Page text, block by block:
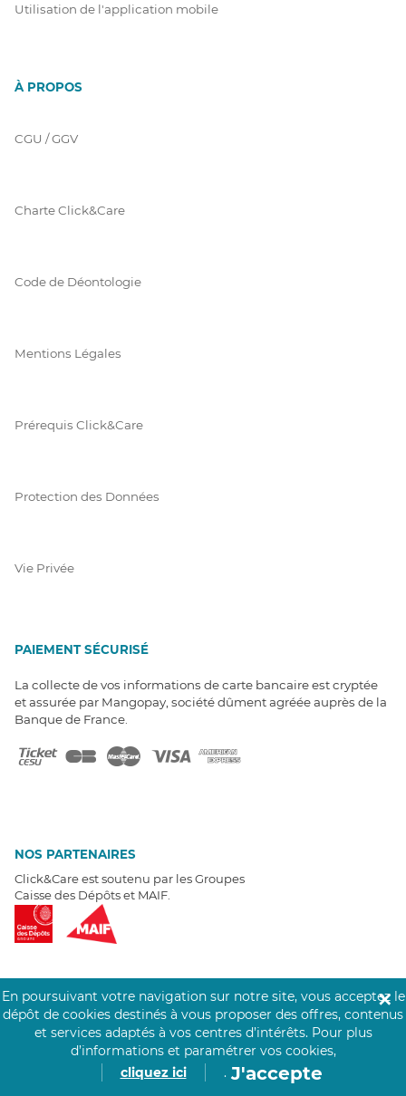
Utilisation de l'application mobile
À PROPOS
CGU / GGV
Charte Click&Care
Code de Déontologie
Mentions Légales
Prérequis Click&Care
Protection des Données
Vie Privée
PAIEMENT SÉCURISÉ
La collecte de vos informations de carte bancaire est cryptée
et assurée par Mangopay, société dûment agréée auprès de la
Banque de France.
NOS PARTENAIRES
Click&Care est soutenu par les Groupes
Caisse des Dépôts et MAIF.
EXPERTS À VOTRE ÉCOUTE
Un besoin de recrutement ? Click&Care vous accompagne par
téléphone 7/7.
Être rappelé aujourd'hui
En poursuivant votre navigation sur notre site, vous acceptez le
dépôt de cookies destinés à vous proposer des offres, contenus
et services adaptés à vos centres d’intérêts. Pour plus
d’informations et paramétrer vos cookies,
cliquez ici
. J'accepte
✕